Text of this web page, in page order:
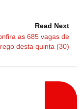
Read Next
as 685 vagas de
desta quinta (30)